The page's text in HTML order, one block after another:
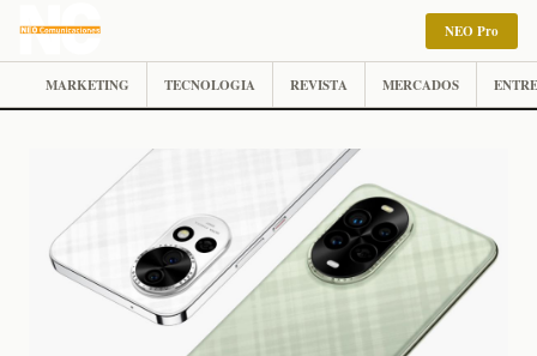
NEO Pro
MARKETING TECNOLOGIA REVISTA MERCADOS